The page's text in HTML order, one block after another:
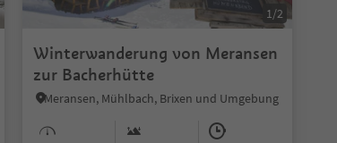
1/2
Winterwanderung von Meransen
zur Bacherhütte
Meransen, Mühlbach, Brixen und Umgebung